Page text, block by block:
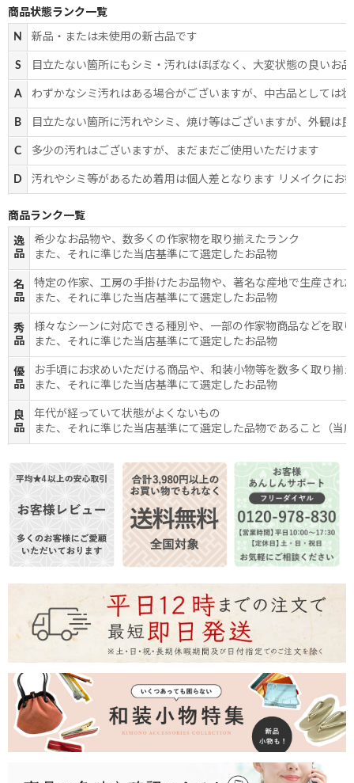
商品状態ランク一覧
N 新品・または未使用の新古品です
S 目立たない箇所にもシミ・汚れはほぼなく、大変状態の良いお
A わずかなシミ汚れはある場合がございますが、中古品としては
B 目立たない箇所に汚れやシミ、焼け等はございますが、外観は
C 多少の汚れはございますが、まだまだご使用いただけます
D 汚れやシミ等があるため着用は個人差となります リメイクにお
商品ランク一覧
逸
品
希少なお品物や、数多くの作家物を取り揃えたランク
また、それに準じた当店基準にて選定したお品物
名
品
特定の作家、工房の手掛けたお品物や、著名な産地で生産され
また、それに準じた当店基準にて選定したお品物
秀
品
様々なシーンに対応できる種別や、一部の作家物商品などを取
また、それに準じた当店基準にて選定したお品物
優
品
お手頃にお求めいただける商品や、和装小物等を数多く取り揃
また、それに準じた当店基準にて選定したお品物
良
品
年代が経っていて状態がよくないもの
また、それに準じた当店基準にて選定した品物であること（当